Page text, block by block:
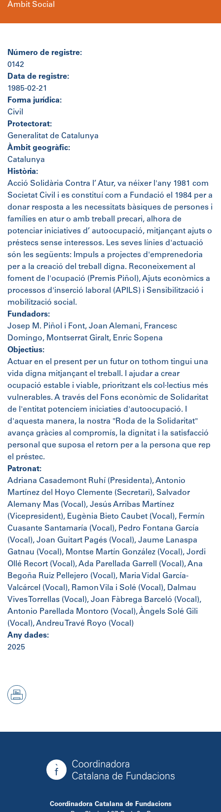
Àmbit Social
Número de registre:
0142
Data de registre:
1985-02-21
Forma jurídica:
Civil
Protectorat:
Generalitat de Catalunya
Àmbit geogràfic:
Catalunya
Història:
Acció Solidària Contra l’ Atur, va néixer l'any 1981 com
Societat Civil i es constituí com a Fundació el 1984 per a
donar resposta a les necessitats bàsiques de persones i
famílies en atur o amb treball precari, alhora de
potenciar iniciatives d’ autoocupació, mitjançant ajuts o
préstecs sense interessos. Les seves línies d'actuació
són les següents: Impuls a projectes d'emprenedoria
per a la creació del treball digna. Reconeixement al
foment de l'ocupació (Premis Piñol), Ajuts econòmics a
processos d'inserció laboral (APILS) i Sensibilització i
mobilització social.
Fundadors:
Josep M. Piñol i Font, Joan Alemani, Francesc
Domingo, Montserrat Giralt, Enric Sopena
Objectius:
Actuar en el present per un futur on tothom tingui una
vida digna mitjançant el treball. I ajudar a crear
ocupació estable i viable, prioritzant els col·lectius més
vulnerables. A través del Fons econòmic de Solidaritat
de l'entitat potenciem iniciaties d'autoocupació. I
d'aquesta manera, la nostra "Roda de la Solidaritat"
avança gràcies al compromís, la dignitat i la satisfacció
personal que suposa el retorn per a la persona que rep
el préstec.
Patronat:
Adriana Casademont Ruhí (Presidenta), Antonio
Martínez del Hoyo Clemente (Secretari), Salvador
Alemany Mas (Vocal), Jesús Arribas Martínez
(Vicepresident), Eugènia Bieto Caubet (Vocal), Fermín
Cuasante Santamaría (Vocal), Pedro Fontana García
(Vocal), Joan Guitart Pagés (Vocal), Jaume Lanaspa
Gatnau (Vocal), Montse Martín González (Vocal), Jordi
Ollé Recort (Vocal), Ada Parellada Garrell (Vocal), Ana
Begoña Ruiz Pellejero (Vocal), Maria Vidal García-
Valcárcel (Vocal), Ramon Vila i Solé (Vocal), Dalmau
Vives Torrellas (Vocal), Joan Fàbrega Barceló (Vocal),
Antonio Parellada Montoro (Vocal), Àngels Solé Gili
(Vocal), Andreu Travé Royo (Vocal)
Any dades:
2025
Coordinadora Catalana de Fundacions